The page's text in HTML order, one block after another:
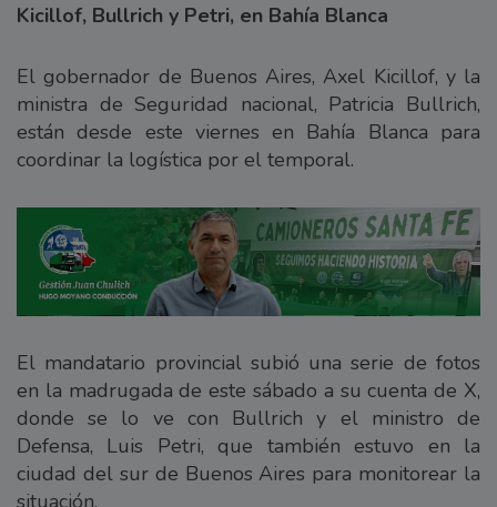
Kicillof, Bullrich y Petri, en Bahía Blanca
El gobernador de Buenos Aires, Axel Kicillof, y la
ministra de Seguridad nacional, Patricia Bullrich,
están desde este viernes en Bahía Blanca para
coordinar la logística por el temporal.
El mandatario provincial subió una serie de fotos
en la madrugada de este sábado a su cuenta de X,
donde se lo ve con Bullrich y el ministro de
Defensa, Luis Petri, que también estuvo en la
ciudad del sur de Buenos Aires para monitorear la